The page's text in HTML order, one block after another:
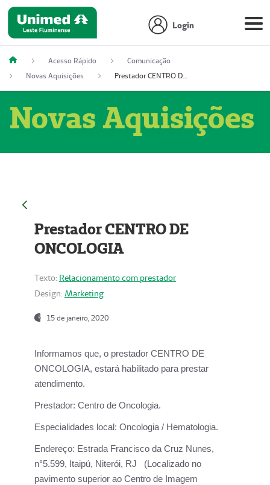
Login
Acesso Rápido
Comunicação
Novas Aquisições
Prestador CENTRO DE ONCOLOGIA
Novas Aquisições
Prestador CENTRO DE
ONCOLOGIA
Texto: Relacionamento com prestador
Design: Marketing
15 de janeiro, 2020
Informamos que, o prestador CENTRO DE
ONCOLOGIA, estará habilitado para prestar
atendimento.
Prestador: Centro de Oncologia.
Especialidades local: Oncologia / Hematologia.
Endereço: Estrada Francisco da Cruz Nunes,
n°5.599, Itaipú, Niterói, RJ (Localizado no
pavimento superior ao Centro de Imagem